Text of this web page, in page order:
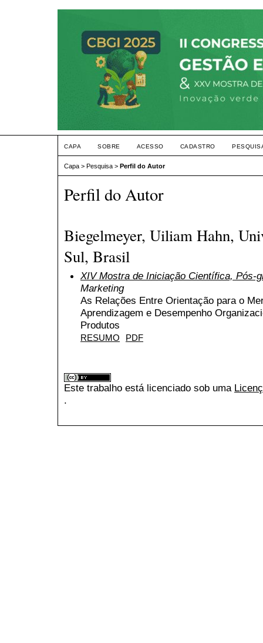
CAPA SOBRE ACESSO CADASTRO
Capa > Pesquisa > Perfil do Autor
Perfil do Autor
Biegelmeyer, Uiliam Hahn,
Sul, Brasil
XIV Mostra de Iniciação Científica, Pós-
Marketing
As Relações Entre Orientação para o
Aprendizagem e Desempenho
Produtos
RESUMO PDF
Este trabalho está licenciado sob uma
.